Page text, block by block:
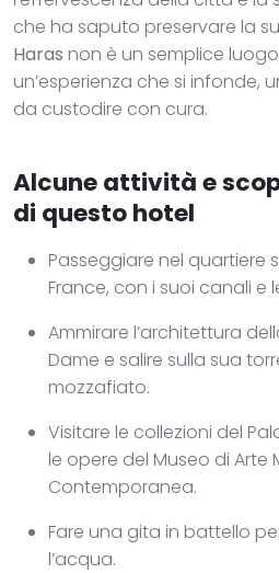
che ha saputo preservare la
Haras non è un semplice
un’esperienza che si infonde,
da custodire con cura.
Alcune attività e
di questo hotel
Passeggiare nel quartiere
France, con i suoi canali e
Ammirare l’architettura
Dame e salire sulla sua
mozzafiato.
Visitare le collezioni del
le opere del Museo di Arte
Contemporanea.
Fare una gita in battello
l’acqua.